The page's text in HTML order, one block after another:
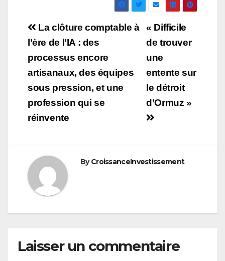
Navigation
de
l’article
« Difficile
de trouver
une
entente sur
le détroit
d’Ormuz »
La clôture comptable à
l’ère de l’IA : des
processus encore
artisanaux, des équipes
sous pression, et une
profession qui se
réinvente
ByCroissanceInvestissement
Laisser un commentaire